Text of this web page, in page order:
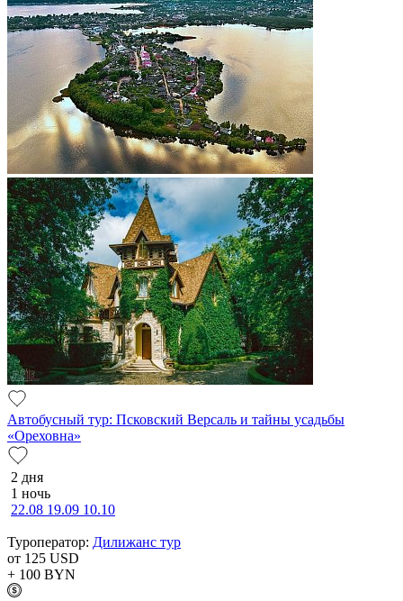
Автобусный тур: Псковский Версаль и тайны усадьбы
«Ореховна»
2 дня
1 ночь
22.08 19.09 10.10
Туроператор: Дилижанс тур
от 125 USD
+ 100 BYN